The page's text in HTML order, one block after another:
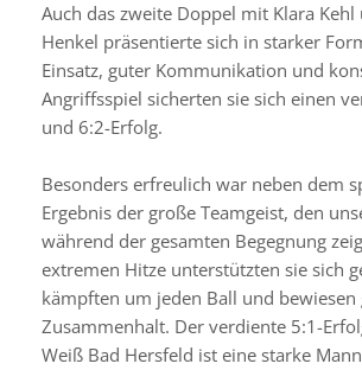
Auch das zweite Doppel mit Klara Kehl
Henkel präsentierte sich in starker
Einsatz, guter Kommunikation und
Angriffsspiel sicherten sie sich einen
und 6:2-Erfolg.
Besonders erfreulich war neben dem
Ergebnis der große Teamgeist, den
während der gesamten Begegnung
extremen Hitze unterstützten sie sich
kämpften um jeden Ball und bewiesen
Zusammenhalt. Der verdiente 5:1-
Weiß Bad Hersfeld ist eine starke